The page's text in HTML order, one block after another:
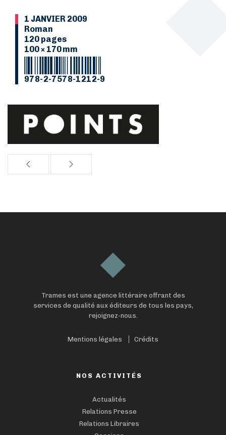
1 JANVIER 2009
Roman
120 pages
100 × 170 mm
978-2-7578-1212-9
Trames est une agence littéraire offrant des
services de qualité aux éditeurs de tous les pays,
rejoignez-nous.
Mentions légales Crédits
NOS ACTIVITÉS
Actualités
Relations Presse
Relations Libraires